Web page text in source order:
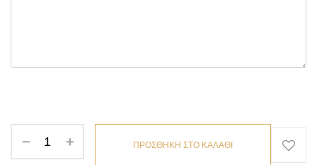
ΠΡΟΣΘΗΚΗ ΣΤΟ ΚΑΛΑΘΙ